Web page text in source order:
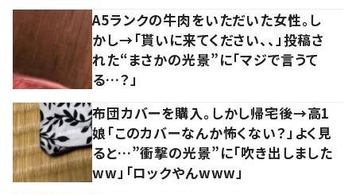
A5ランクの牛肉をいただいた女性。し
かし→「貰いに来てください、、」投稿さ
れた“まさかの光景”に「マジで言うて
る…？」
布団カバーを購入。しかし帰宅後→高1
娘「このカバーなんか怖くない？」よく見
ると…”衝撃の光景”に「吹き出しました
ww」「ロックやんwww」